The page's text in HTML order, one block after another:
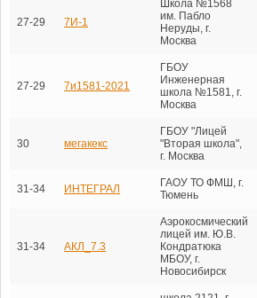
27-29 7И-1
Школа №1568
им. Пабло
Неруды, г.
Москва
27-29 7и1581-2021
ГБОУ
Инженерная
школа №1581, г.
Москва
30 мегакекс
ГБОУ "Лицей
"Вторая школа",
г. Москва
31-34 ИНТЕГРАЛ
ГАОУ ТО ФМШ, г.
Тюмень
31-34 АКЛ_7.3
Аэрокосмический
лицей им. Ю.В.
Кондратюка
МБОУ, г.
Новосибирск